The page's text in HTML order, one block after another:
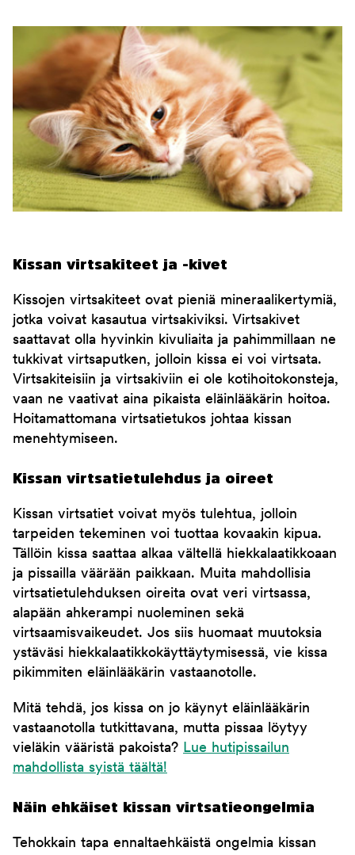
Kissan virtsakiteet ja -kivet
Kissojen virtsakiteet ovat pieniä mineraalikertymiä,
jotka voivat kasautua virtsakiviksi. Virtsakivet
saattavat olla hyvinkin kivuliaita ja pahimmillaan ne
tukkivat virtsaputken, jolloin kissa ei voi virtsata.
Virtsakiteisiin ja virtsakiviin ei ole kotihoitokonsteja,
vaan ne vaativat aina pikaista eläinlääkärin hoitoa.
Hoitamattomana virtsatietukos johtaa kissan
menehtymiseen.
Kissan virtsatietulehdus ja oireet
Kissan virtsatiet voivat myös tulehtua, jolloin
tarpeiden tekeminen voi tuottaa kovaakin kipua.
Tällöin kissa saattaa alkaa vältellä hiekkalaatikkoaan
ja pissailla väärään paikkaan. Muita mahdollisia
virtsatietulehduksen oireita ovat veri virtsassa,
alapään ahkerampi nuoleminen sekä
virtsaamisvaikeudet. Jos siis huomaat muutoksia
ystäväsi hiekkalaatikkokäyttäytymisessä, vie kissa
pikimmiten eläinlääkärin vastaanotolle.
Mitä tehdä, jos kissa on jo käynyt eläinlääkärin
vastaanotolla tutkittavana, mutta pissaa löytyy
vieläkin vääristä pakoista? Lue hutipissailun
mahdollista syistä täältä!
Näin ehkäiset kissan virtsatieongelmia
Tehokkain tapa ennaltaehkäistä ongelmia kissan